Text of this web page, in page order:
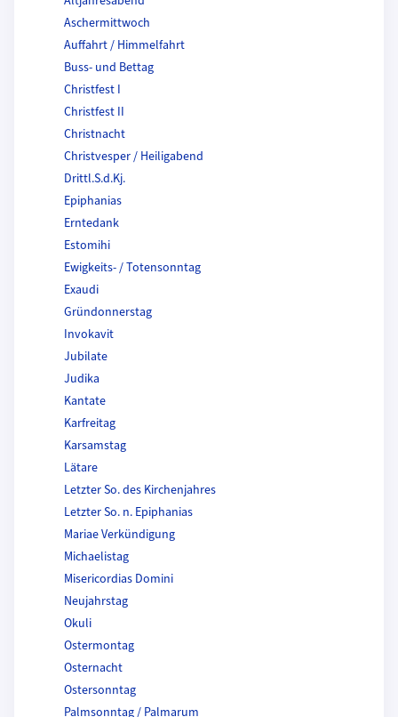
Aschermittwoch
Auffahrt / Himmelfahrt
Buss- und Bettag
Christfest I
Christfest II
Christnacht
Christvesper / Heiligabend
Drittl.S.d.Kj.
Epiphanias
Erntedank
Estomihi
Ewigkeits- / Totensonntag
Exaudi
Gründonnerstag
Invokavit
Jubilate
Judika
Kantate
Karfreitag
Karsamstag
Lätare
Letzter So. des Kirchenjahres
Letzter So. n. Epiphanias
Mariae Verkündigung
Michaelistag
Misericordias Domini
Neujahrstag
Okuli
Ostermontag
Osternacht
Ostersonntag
Palmsonntag / Palmarum